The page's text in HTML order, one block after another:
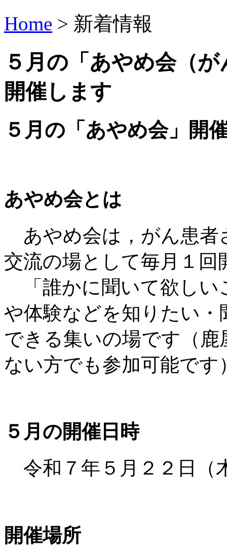
Home > 新着情報
５月の「あやめ会（
開催します
５月の「あやめ会」開
あやめ会とは
あやめ会は，がん患者
交流の場として毎月１回
「誰かに聞いて欲しい
や体験などを知りたい
できる集いの場です（
ない方でも参加可能です
５月の開催日時
令和７年５月２２日（
開催場所